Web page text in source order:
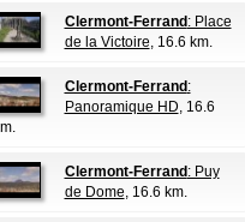
Clermont-Ferrand : Place
de la Victoire, 16.6 km.
Clermont-Ferrand :
Panoramique HD, 16.6
Clermont-Ferrand : Puy
de Dome, 16.6 km.